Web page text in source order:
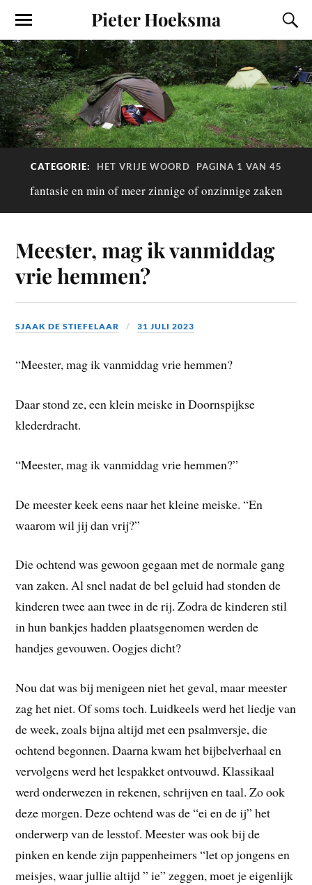
Pieter Hoeksma
CATEGORIE: HET VRIJE WOORD PAGINA 1 VAN 45
fantasie en min of meer zinnige of onzinnige zaken
Meester, mag ik vanmiddag
vrie hemmen?
SJAAK DE STIEFELAAR 31 JULI 2023
“Meester, mag ik vanmiddag vrie hemmen?
Daar stond ze, een klein meiske in Doornspijkse
klederdracht.
“Meester, mag ik vanmiddag vrie hemmen?”
De meester keek eens naar het kleine meiske. “En
waarom wil jij dan vrij?”
Die ochtend was gewoon gegaan met de normale gang
van zaken. Al snel nadat de bel geluid had stonden de
kinderen twee aan twee in de rij. Zodra de kinderen stil
in hun bankjes hadden plaatsgenomen werden de
handjes gevouwen. Oogjes dicht?
Nou dat was bij menigeen niet het geval, maar meester
zag het niet. Of soms toch. Luidkeels werd het liedje van
de week, zoals bijna altijd met een psalmversje, die
ochtend begonnen. Daarna kwam het bijbelverhaal en
vervolgens werd het lespakket ontvouwd. Klassikaal
werd onderwezen in rekenen, schrijven en taal. Zo ook
deze morgen. Deze ochtend was de “ei en de ij” het
onderwerp van de lesstof. Meester was ook bij de
pinken en kende zijn pappenheimers “let op jongens en
meisjes, waar jullie altijd ” ie” zeggen, moet je eigenlijk